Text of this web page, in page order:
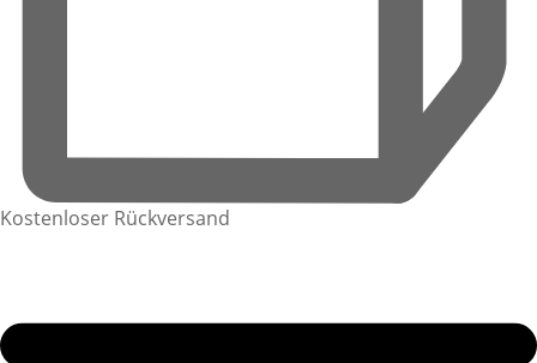
Kostenloser Rückversand